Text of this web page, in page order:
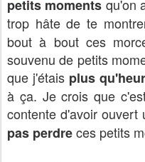
petits moments qu'on
trop hâte de te
bout à bout ces
souvenu de petits
que j'étais plus
à ça. Je crois que
contente d'avoir
pas perdreces petits